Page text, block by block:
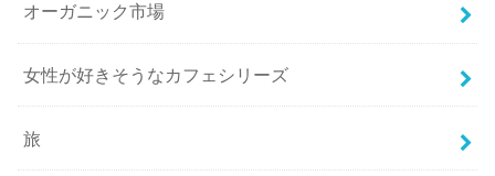
オーガニック市場
女性が好きそうなカフェシリーズ
旅